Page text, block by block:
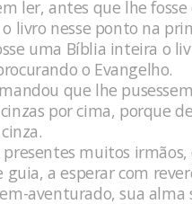
ler, antes que lhe
livro nesse ponto na
uma Bíblia inteira o
o Evangelho.
que lhe
por cima, porque
muitos irmãos,
guia, a esperar com
aventurado, sua alma